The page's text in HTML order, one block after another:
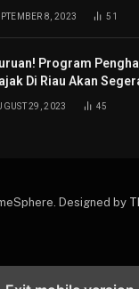
8, 2023 51
Program
Di Riau Akan
29, 2023 45
Designed by